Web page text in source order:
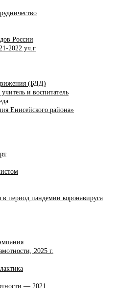
России
2022 уч.г
(БДД)
и воспитатель
Енисейского района»
период пандемии коронавируса
2025 г.
— 2021